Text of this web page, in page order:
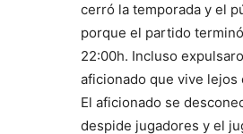
cerró la temporada y el
porque el partido
22:00h. Incluso
aficionado que vive lejos
El aficionado se
despide jugadores y el